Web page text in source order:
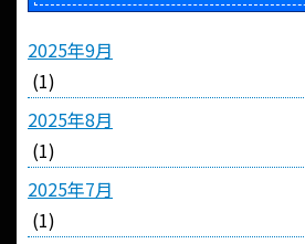
2025年9月
(1)
2025年8月
(1)
2025年7月
(1)